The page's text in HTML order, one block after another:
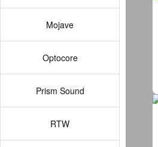
Mojave
Optocore
Prism Sound
RTW